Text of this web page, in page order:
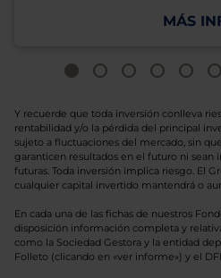
MÁS
Y recuerde que toda inversión conlleva
rentabilidad y/o la pérdida del principal
sujeto a fluctuaciones del mercado, sin
garanticen resultados en el futuro ni sean
futuras. Toda inversión implica riesgo. El
cualquier capital invertido mantendrá o
En cada una de las fichas de nuestros
disposición información completa y
como la Sociedad Gestora y la entidad
Folleto (clicando en «ver informe») y el